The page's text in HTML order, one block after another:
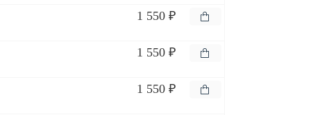
1 550 ₽
1 550 ₽
1 550 ₽